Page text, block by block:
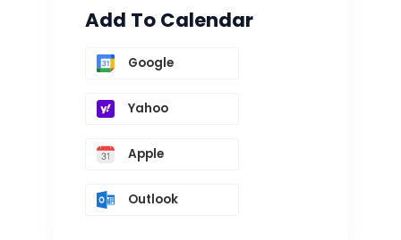
Add To Calendar
Google
Yahoo
Apple
Outlook